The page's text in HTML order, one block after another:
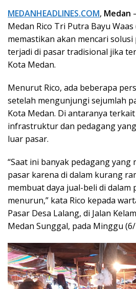
MEDANHEADLINES.COM, Medan
Medan Rico Tri Putra Bayu Waas
memastikan akan mencari
terjadi di pasar tradisional jika
Kota Medan.
Menurut Rico, ada beberapa
setelah mengunjungi sejumlah
Kota Medan. Di antaranya
infrastruktur dan pedagang
luar pasar.
“Saat ini banyak pedagang yang
pasar karena di dalam kurang
membuat daya jual-beli di dalam
menurun,” kata Rico kepada
Pasar Desa Lalang, di Jalan
Medan Sunggal, pada Minggu